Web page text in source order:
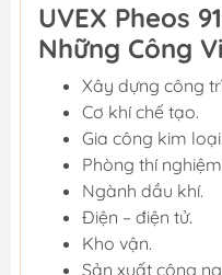
UVEX Pheos
Những Công
Xây dựng công
Cơ khí chế tạo.
Gia công kim loại.
Phòng thí
Ngành dầu khí.
Điện – điện tử.
Kho vận.
Sản xuất công